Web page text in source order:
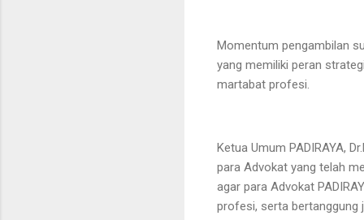
Momentum pengambilan
yang memiliki peran
martabat profesi.
Ketua Umum PADIRAYA,
para Advokat yang telah
agar para Advokat
profesi, serta bertanggung